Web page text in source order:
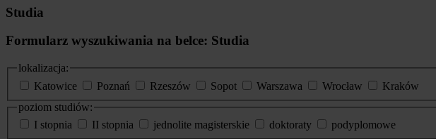
Studia
Formularz wyszukiwania na belce: Studia
lokalizacja:
Katowice
Poznań Rzeszów Sopot Warszawa Wrocław
Kraków
poziom studiów:
I stopnia
II stopnia jednolite magisterskie doktoraty
podyplomowe